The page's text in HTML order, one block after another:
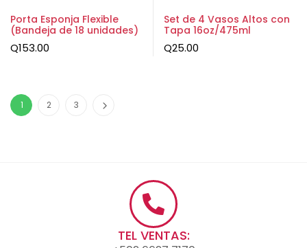
Porta Esponja Flexible
(Bandeja de 18 unidades)
Q153.00
Set de 4 Vasos Altos con
Tapa 16oz/475ml
Q25.00
1 2 3
TEL VENTAS: